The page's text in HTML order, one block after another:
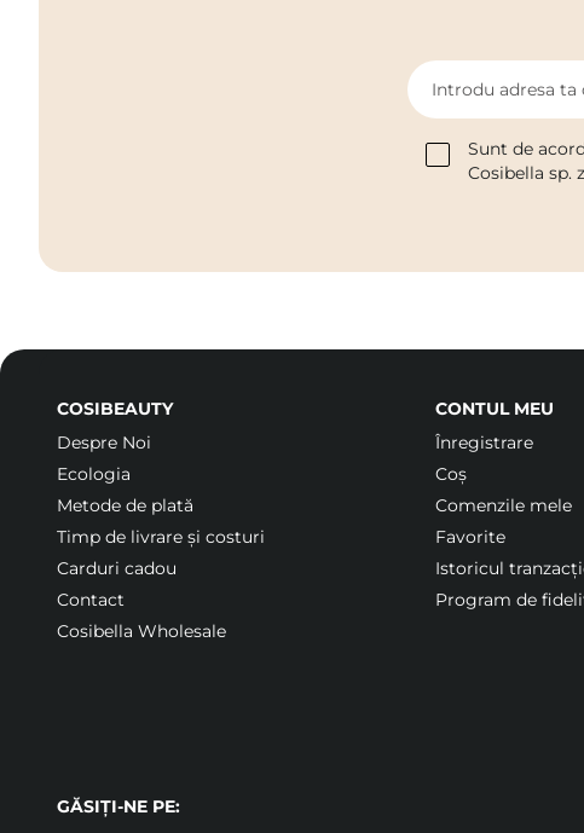
Introdu adresa ta
Sunt de
Cosibella sp.
COSIBEAUTY
Despre Noi
Ecologia
Metode de plată
Timp de livrare și costuri
Carduri cadou
Contact
Cosibella Wholesale
CONTUL MEU
Înregistrare
Coș
Comenzile mele
Favorite
Istoricul
Program de
GĂSIȚI-NE PE: